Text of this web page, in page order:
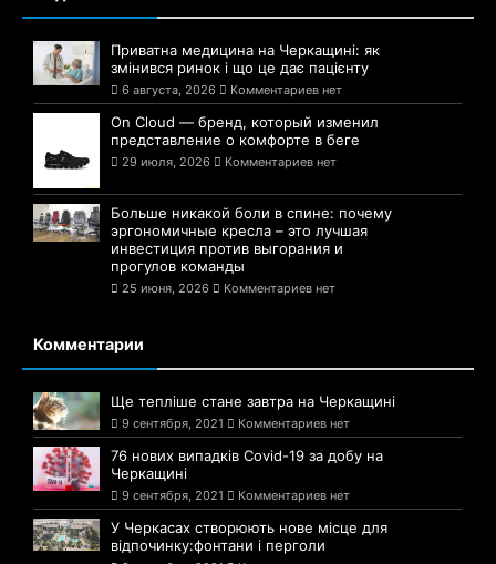
Приватна медицина на Черкащині: як
змінився ринок і що це дає пацієнту
6 августа, 2026 Комментариев нет
On Cloud — бренд, который изменил
представление о комфорте в беге
29 июля, 2026 Комментариев нет
Больше никакой боли в спине: почему
эргономичные кресла – это лучшая
инвестиция против выгорания и
прогулов команды
25 июня, 2026 Комментариев нет
Комментарии
Ще тепліше стане завтра на Черкащині
9 сентября, 2021 Комментариев нет
76 нових випадків Covid-19 за добу на
Черкащині
9 сентября, 2021 Комментариев нет
У Черкасах створюють нове місце для
відпочинку:фонтани і перголи